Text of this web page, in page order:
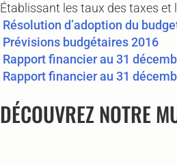
Établissant les taux des taxes et
Résolution d’adoption du
Prévisions budgétaires 2016
Rapport financier au 31
Rapport financier au 31
DÉCOUVREZ NOTRE